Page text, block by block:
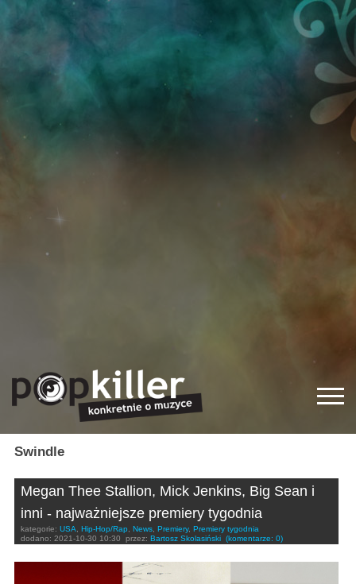
Swindle
Megan Thee Stallion, Mick Jenkins, Big Sean i
inni - najważniejsze premiery tygodnia
kategorie: USA, Hip-Hop/Rap, News, Premiery, Premiery tygodnia
dodano: 2021-10-30 10:30 przez: Bartosz Skolasiński (komentarze: 0)